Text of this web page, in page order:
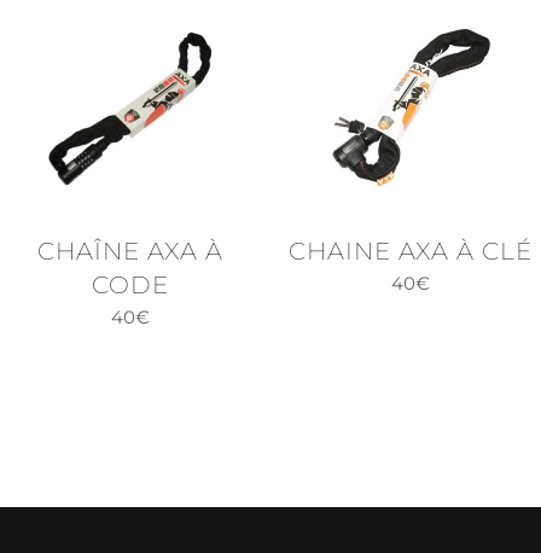
CHAÎNE AXA À
CODE
40€
CHAINE AXA À CLÉ
40€